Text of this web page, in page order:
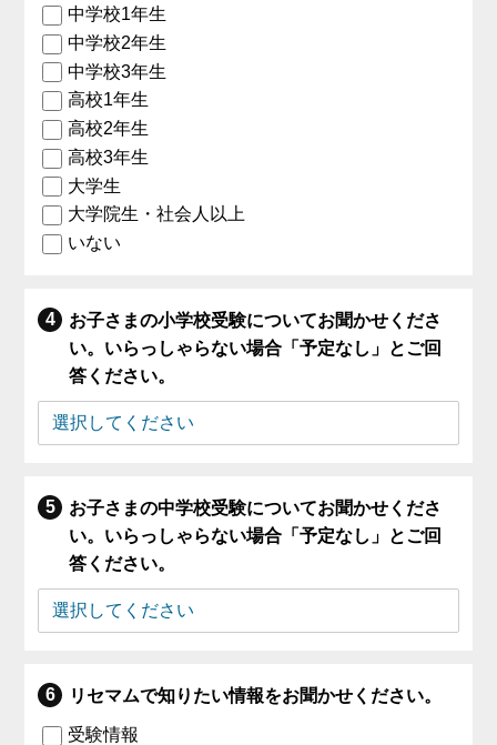
中学校1年生
中学校2年生
中学校3年生
高校1年生
高校2年生
高校3年生
大学生
大学院生・社会人以上
いない
お子さまの小学校受験についてお聞かせくださ
い。いらっしゃらない場合「予定なし」とご回
答ください。
お子さまの中学校受験についてお聞かせくださ
い。いらっしゃらない場合「予定なし」とご回
答ください。
リセマムで知りたい情報をお聞かせください。
受験情報